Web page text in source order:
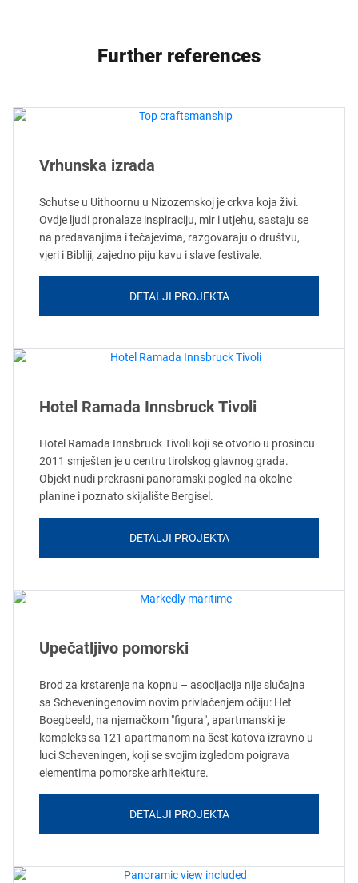
Further references
Vrhunska izrada
Schutse u Uithoornu u Nizozemskoj je crkva koja živi.
Ovdje ljudi pronalaze inspiraciju, mir i utjehu, sastaju se
na predavanjima i tečajevima, razgovaraju o društvu,
vjeri i Bibliji, zajedno piju kavu i slave festivale.
DETALJI PROJEKTA
Hotel Ramada Innsbruck Tivoli
Hotel Ramada Innsbruck Tivoli koji se otvorio u prosincu
2011 smješten je u centru tirolskog glavnog grada.
Objekt nudi prekrasni panoramski pogled na okolne
planine i poznato skijalište Bergisel.
DETALJI PROJEKTA
Upečatljivo pomorski
Brod za krstarenje na kopnu – asocijacija nije slučajna
sa Scheveningenovim novim privlačenjem očiju: Het
Boegbeeld, na njemačkom "figura", apartmanski je
kompleks sa 121 apartmanom na šest katova izravno u
luci Scheveningen, koji se svojim izgledom poigrava
elementima pomorske arhitekture.
DETALJI PROJEKTA